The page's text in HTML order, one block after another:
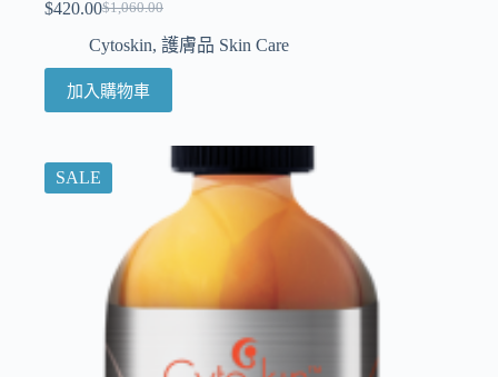
$1,060.00
$420.00
Cytoskin, 護膚品 Skin Care
加入購物車
SALE